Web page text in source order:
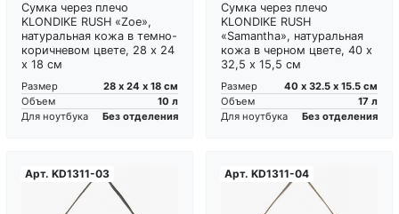
Сумка через плечо
KLONDIKE RUSH «Zoe»,
натуральная кожа в темно-
коричневом цвете, 28 х 24
х 18 см
Размер
28 х 24 х 18 см
Объем
10 л
Для ноутбука
Без отделения
Сумка через плечо
KLONDIKE RUSH
«Samantha», натуральная
кожа в черном цвете, 40 х
32,5 х 15,5 см
Размер
40 х 32.5 х 15.5 см
Объем
17 л
Для ноутбука
Без отделения
Арт. KD1311-03 Арт. KD1311-04